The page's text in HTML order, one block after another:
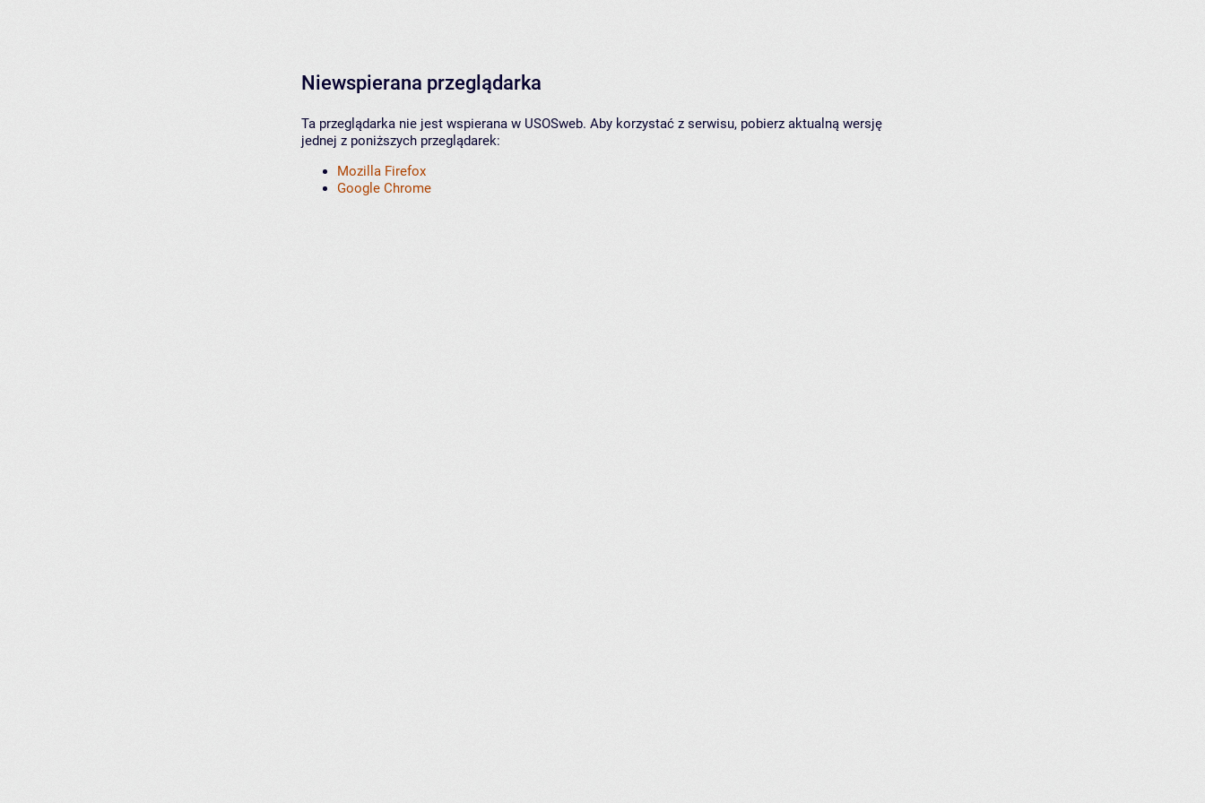
Niewspierana przeglądarka
Ta przeglądarka nie jest wspierana w USOSweb. Aby korzystać z serwisu, pobierz aktualną wersję
jednej z poniższych przeglądarek:
Mozilla Firefox
Google Chrome